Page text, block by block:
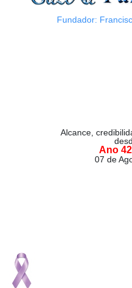
Fundador:
Alcance,
Ano 42
07 de